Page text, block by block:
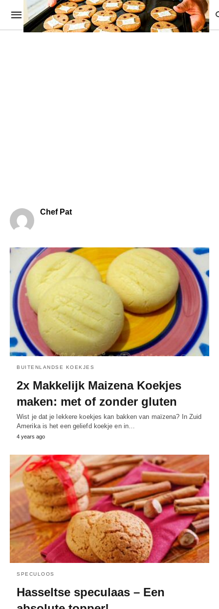
Chef Pat
BUITENLANDSE KOEKJES
2x Makkelijk Maizena Koekjes
maken: met of zonder gluten
Wist je dat je lekkere koekjes kan bakken van maïzena? In Zuid
Amerika is het een geliefd koekje en in…
4 years ago
SPECULOOS
Hasseltse speculaas – Een